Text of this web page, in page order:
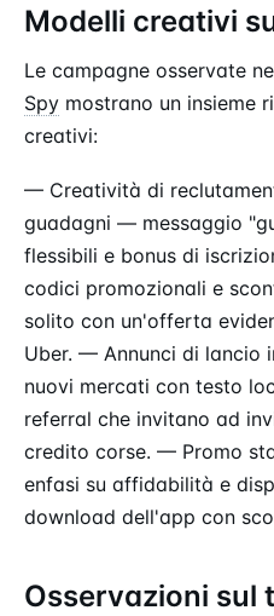
Modelli creativi
Le campagne osservate
Spy mostrano un insieme
creativi:
— Creatività di
guadagni — messaggio
flessibili e bonus di
codici promozionali e
solito con un'offerta
Uber. — Annunci di lancio
nuovi mercati con testo
referral che invitano ad
credito corse. — Promo
enfasi su affidabilità e
download dell'app con
Osservazioni sul